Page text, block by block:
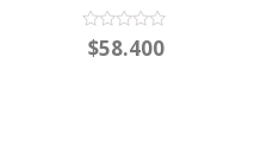
Rated
0$58.400